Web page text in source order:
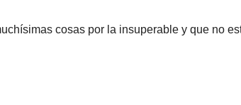
cosas por la insuperable y que no